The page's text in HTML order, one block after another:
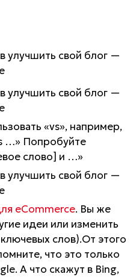
«vs», например,
…» Попробуйте
слово] и …»
eCommerce. Вы же
идеи или изменить
слов).От этого
что это только
А что скажут в Bing,